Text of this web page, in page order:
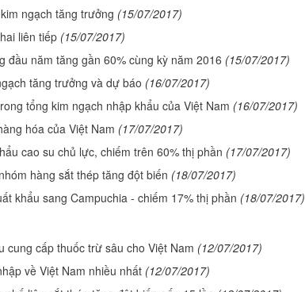
ngạch tăng trưởng (15/07/2017)
liên tiếp (15/07/2017)
đầu năm tăng gần 60% cùng kỳ năm 2016 (15/07/2017)
tăng trưởng và dự báo (16/07/2017)
tổng kim ngạch nhập khẩu của Việt Nam (16/07/2017)
hóa của Việt Nam (17/07/2017)
cao su chủ lực, chiếm trên 60% thị phần (17/07/2017)
hàng sắt thép tăng đột biến (18/07/2017)
khẩu sang Campuchia - chiếm 17% thị phần (18/07/2017)
cung cấp thuốc trừ sâu cho Việt Nam (12/07/2017)
về Việt Nam nhiều nhất (12/07/2017)